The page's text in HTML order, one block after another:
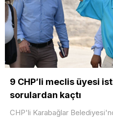
9 CHP’li meclis üyesi
sorulardan kaçtı
CHP'li Karabağlar